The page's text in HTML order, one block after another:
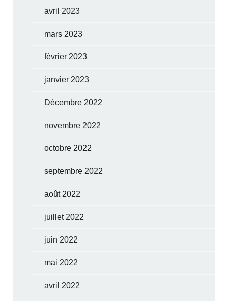
avril 2023
mars 2023
février 2023
janvier 2023
Décembre 2022
novembre 2022
octobre 2022
septembre 2022
août 2022
juillet 2022
juin 2022
mai 2022
avril 2022